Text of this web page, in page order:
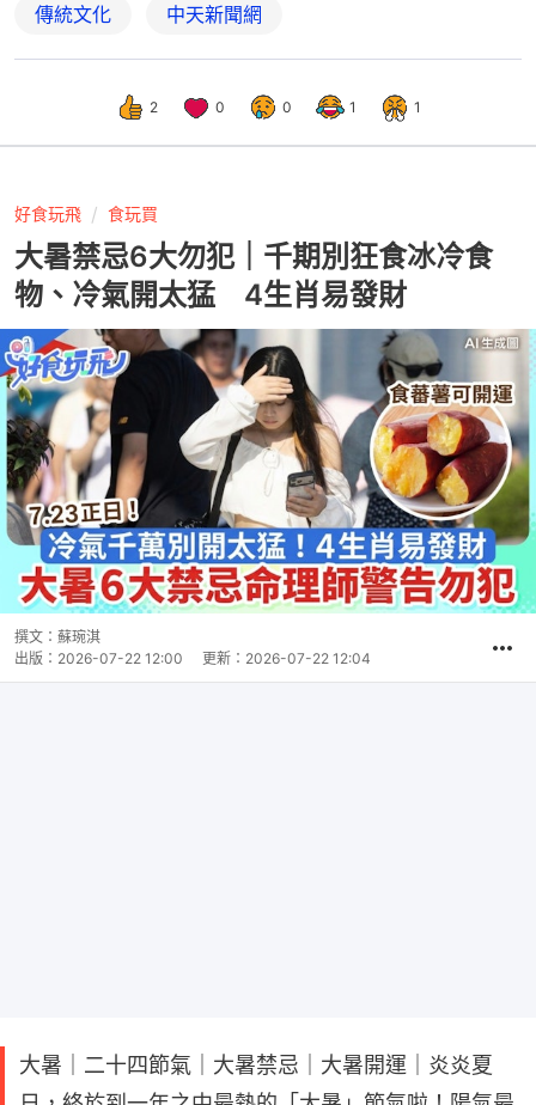
傳統文化 中天新聞網
2 0 0 1 1
好食玩飛 食玩買
大暑禁忌6大勿犯｜千期別狂食冰冷食
物、冷氣開太猛 4生肖易發財
撰文： 蘇琬淇
出版： 2026-07-22 12:00 更新： 2026-07-22 12:04
大暑｜二十四節氣｜大暑禁忌｜大暑開運｜炎炎夏